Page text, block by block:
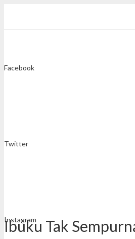
Facebook
Twitter
Instagram
Ibuku Tak